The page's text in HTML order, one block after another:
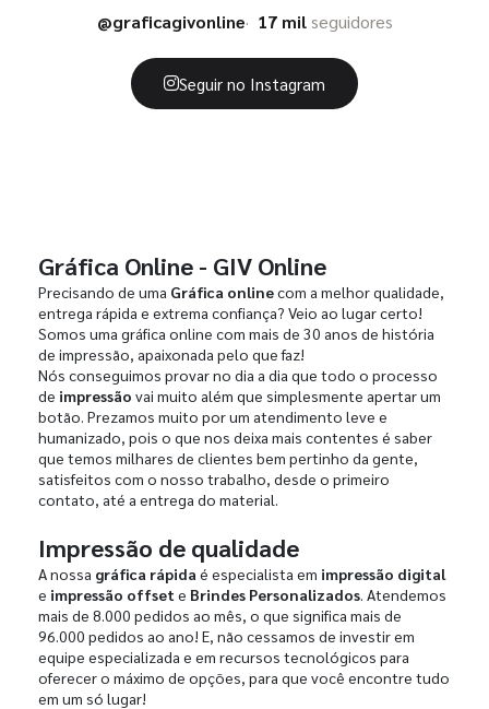
@graficagivonline
17 milseguidores
Seguir no Instagram
Gráfica Online - GIV Online
Precisando de uma Gráfica onlinecom a melhor qualidade,
entrega rápida e extrema confiança? Veio ao lugar certo!
Somos uma gráfica online com mais de 30 anos de história
de impressão, apaixonada pelo que faz!
Nós conseguimos provar no dia a dia que todo o processo
de impressão vai muito além que simplesmente apertar um
botão. Prezamos muito por um atendimento leve e
humanizado, pois o que nos deixa mais contentes é saber
que temos milhares de clientes bem pertinho da gente,
satisfeitos com o nosso trabalho, desde o primeiro
contato, até a entrega do material.
Impressão de qualidade
A nossa gráfica rápida é especialista em impressão digital
e impressão offset e Brindes Personalizados. Atendemos
mais de 8.000 pedidos ao mês, o que significa mais de
96.000 pedidos ao ano! E, não cessamos de investir em
equipe especializada e em recursos tecnológicos para
oferecer o máximo de opções, para que você encontre tudo
em um só lugar!